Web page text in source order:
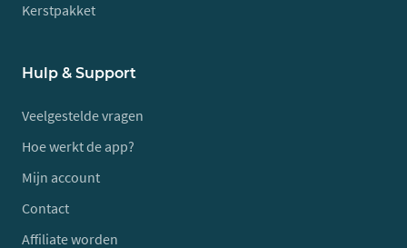
Kerstpakket
Hulp & Support
Veelgestelde vragen
Hoe werkt de app?
Mijn account
Contact
Affiliate worden